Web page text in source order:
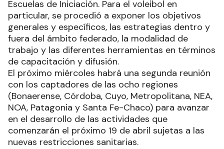
Escuelas de Iniciación. Para el voleibol en
particular, se procedió a exponer los objetivos
generales y específicos, las estrategias dentro y
fuera del ámbito federado, la modalidad de
trabajo y las diferentes herramientas en términos
de capacitación y difusión.
El próximo miércoles habrá una segunda reunión
con los captadores de las ocho regiones
(Bonaerense, Córdoba, Cuyo, Metropolitana, NEA,
NOA, Patagonia y Santa Fe-Chaco) para avanzar
en el desarrollo de las actividades que
comenzarán el próximo 19 de abril sujetas a las
nuevas restricciones sanitarias.